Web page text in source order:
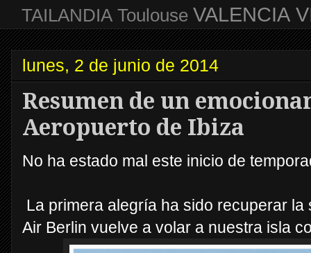
TAILANDIA Toulouse VALENCIA
lunes, 2 de junio de 2014
Resumen de un
Aeropuerto de Ibiza
No ha estado mal este inicio de
La primera alegría ha sido recuperar
Air Berlin vuelve a volar a nuestra isla